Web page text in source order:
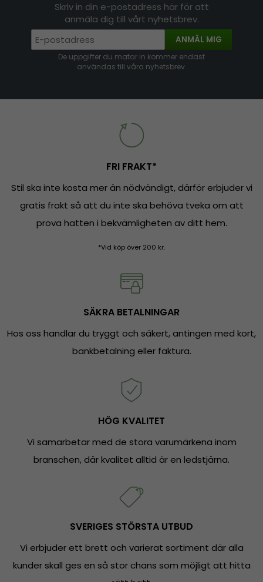
Skriv in din e-postadress här för att
anmäla dig till vårt nyhetsbrev.
ANMÄL MIG
De uppgifter du matar in kommer endast
användas till våra nyhetsbrev.
FRI FRAKT*
Stil ska inte kosta mer än nödvändigt, därför erbjuder vi
gratis frakt så att du inte ska behöva tveka om att
prova hatten i bekvämligheten av ditt hem.
*Vid köp över 200 kr.
SÄKRA BETALNINGAR
Hos oss handlar du tryggt och säkert, antingen med kort,
bankbetalning eller faktura.
HÖG KVALITET
Vi samarbetar med de stora varumärkena inom
branschen, där kvalitet alltid är en ledstjärna.
SVERIGES STÖRSTA UTBUD
Vi erbjuder ett brett och varierat sortiment där alla
kunder skall ges en så stor chans som möjligt att hitta